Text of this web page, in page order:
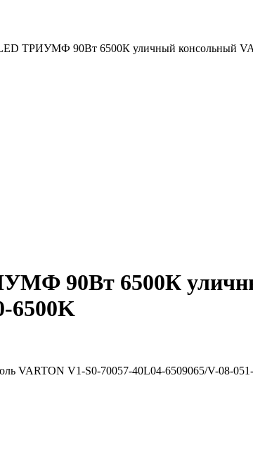
ТРИУМФ 90Вт 6500К уличный консольный
90Вт 6500К
6500K
VARTON V1-S0-70057-40L04-6509065/V-08-